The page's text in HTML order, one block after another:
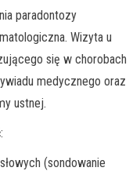
paradontozy
Wizyta u
się w chorobach
medycznego oraz
ustnej.
(sondowanie